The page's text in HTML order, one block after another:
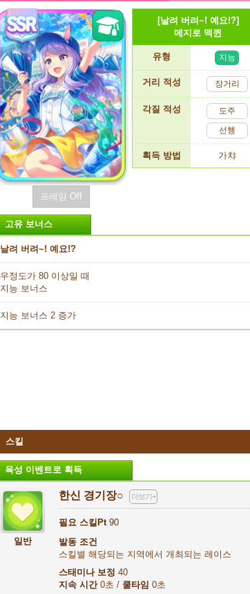
프레임 Off
[날려 버려~! 예요!?]
메지로 맥퀸
유형 지능
거리 적성 장거리
각질 적성
도주
선행
획득 방법 가챠
고유 보너스
날려 버려~! 예요!?
우정도가 80 이상일 때
지능 보너스
지능 보너스 2 증가
스킬
육성 이벤트로 획득
일반
한신 경기장○ 더보기+
필요 스킬Pt90
발동 조건
스킬별 해당되는 지역에서 개최되는 레이스
스태미나 보정 40
지속 시간0초 / 쿨타임 0초